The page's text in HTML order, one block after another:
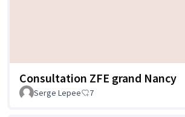
Consultation ZFE grand Nancy
Serge Lepee 7